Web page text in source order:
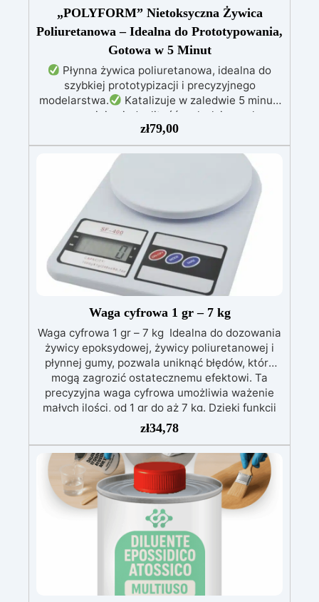
„POLYFORM” Nietoksyczna Żywica
Poliuretanowa – Idealna do Prototypowania,
Gotowa w 5 Minut
Płynna żywica poliuretanowa, idealna do
szybkiej prototypizacji i precyzyjnego
modelarstwa.
Katalizuje w zaledwie 5 minut,
zapewniając jednolitość, połysk i wysoką
Idealna do form silikonowych,
odlewów, modelarstwa i szybkiej prototypizacji.
Wysoka twardość, doskonała do
szczegółowych i trwałych projektów.
Kolor
beżowy, ale możliwa do barwienia zarówno w
stanie płynnej, jak i stałej formy.
zł79,00
Waga cyfrowa 1 gr – 7 kg
Waga cyfrowa 1 gr – 7 kg Idealna do dozowania
żywicy epoksydowej, żywicy poliuretanowej i
płynnej gumy, pozwala uniknąć błędów, które
mogą zagrozić ostatecznemu efektowi. Ta
precyzyjna waga cyfrowa umożliwia ważenie
małych ilości, od 1 gr do aż 7 kg. Dzięki funkcji
automatycznego wyłączania, przyciskowi
tarowania i maksymalnej dokładności, produkt
ten oferuje niezaprzeczalnie doskonały
stosunek jakości do ceny. Nawet jeśli potrzebny
do zważenia materiał jest mały, funkcja „tara”
pozwoli uniknąć skomplikowanych obliczeń
dzięki zastosowaniu miski do ważenia. To
wysoce precyzyjne elektroniczne narzędzie
cyfrowe, lepsze od zwykłych wag analogowych,
to świetna okazja, ponieważ zapewnia
najlepszy stosunek jakości do ceny. Zasilanie
bateryjne: 2 AAA 1,5 wolt. (baterie nie są
zł34,78